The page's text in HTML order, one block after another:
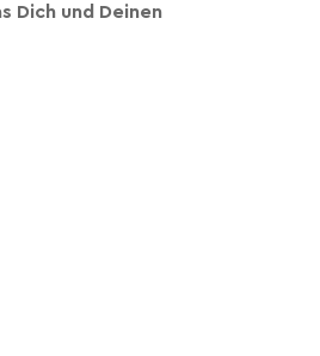
Dich und Deinen